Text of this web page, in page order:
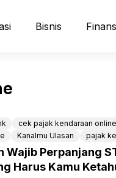
Bisnis
cek pajak kendaraan online
Kanalmu Ulasan pajak
Wajib Perpanjang
Harus Kamu